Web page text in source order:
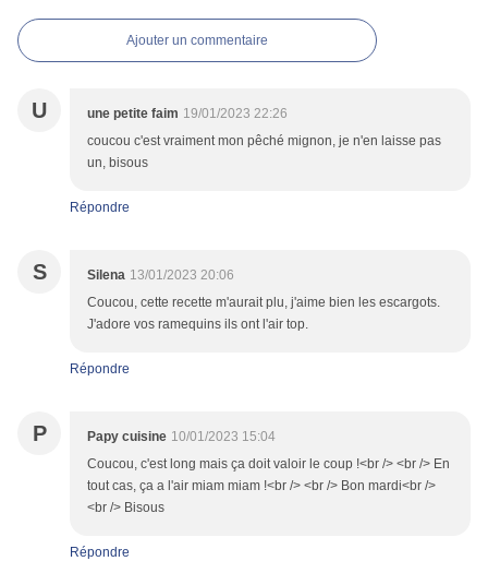
Ajouter un commentaire
U une petite faim 19/01/2023 22:26
coucou c'est vraiment mon pêché mignon, je n'en laisse pas
un, bisous
Répondre
S Silena 13/01/2023 20:06
Coucou, cette recette m'aurait plu, j'aime bien les escargots.
J'adore vos ramequins ils ont l'air top.
Répondre
P Papy cuisine 10/01/2023 15:04
Coucou, c'est long mais ça doit valoir le coup !<br /> <br /> En
tout cas, ça a l'air miam miam !<br /> <br /> Bon mardi<br />
<br /> Bisous
Répondre